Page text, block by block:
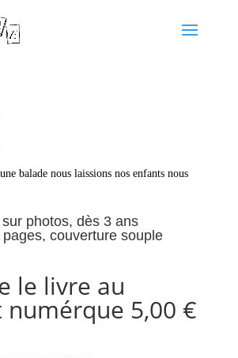
balade nous laissions nos enfants nous
photos, dès 3 ans
couverture souple
le livre au
5,00 €